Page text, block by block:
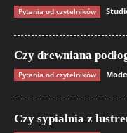
Pytania od czytelników
Czy drewniana
Pytania od czytelników
Czy sypialnia z